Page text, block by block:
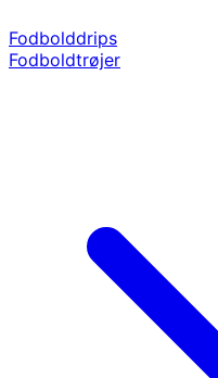
Fodbolddrips
Fodboldtrøjer